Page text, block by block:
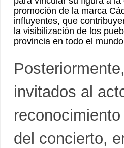
promoción de la marca
influyentes, que
la visibilización de los
provincia en todo el
invitados al
del concierto,